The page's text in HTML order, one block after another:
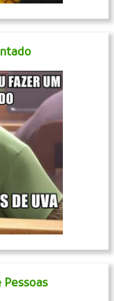
Pessoas